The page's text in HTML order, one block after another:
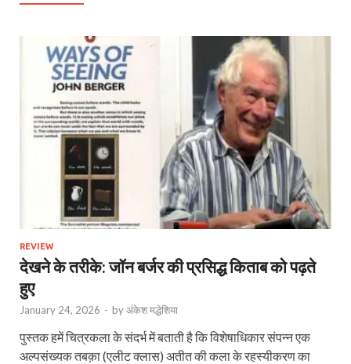
REVIEW
देखने के तरीके: जॉन बर्जर की प्रसिद्ध किताब को पढ़ते
हुए
January 24, 2026 - byअंकेश मद्धेशिया
पुस्तक हमें चित्रकला के संदर्भ में बताती है कि विशेषाधिकार संपन्न एक
अल्पसंख्यक तबक़ा (एलीट क्‍लास) अतीत की कला के रहस्यीकरण का